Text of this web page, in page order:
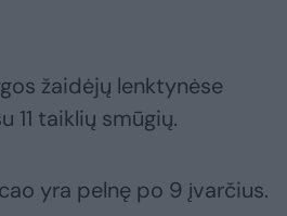
žaidėjų lenktynėse
11 taiklių smūgių.
yra pelnę po 9 įvarčius.